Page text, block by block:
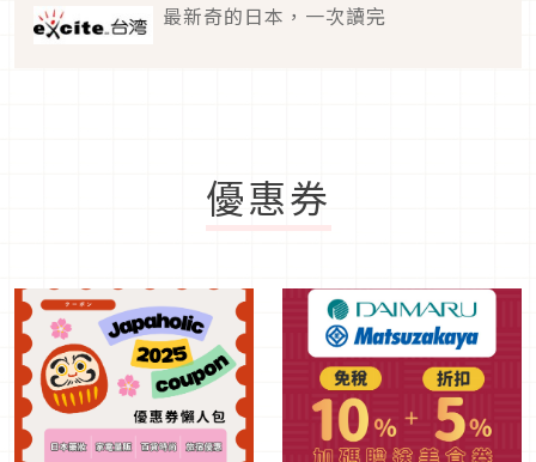
最新奇的日本，一次讀完
優惠券